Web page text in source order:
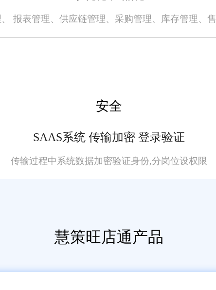
报表管理、供应链管理、采购管理、库存管理、
安全
SAAS系统 传输加密 登录验证
传输过程中系统数据加密验证身份,分岗位设权限
慧策旺店通产品